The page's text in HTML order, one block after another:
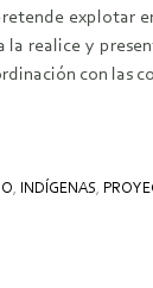
realice y
con las
, INDÍGENAS,